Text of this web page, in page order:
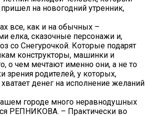
на новогодний утренник,
все, как и на обычных –
елка, сказочные персонажи и,
со Снегурочкой. Которые подарят
конструкторы, машинки и
о чем мечтают именно они, а не то
зрения родителей, у которых,
денег на исполнение желаний
городе много неравнодушных
РЕПНИКОВА. – Практически во